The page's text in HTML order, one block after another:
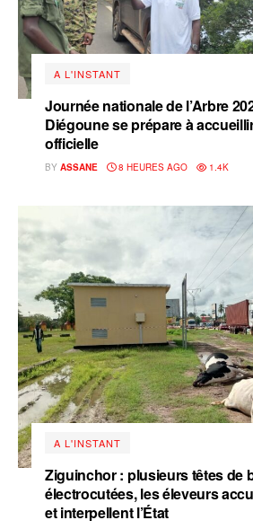
A L'INSTANT
Journée nationale de l’Arbre
Diégoune se prépare à
officielle
BY ASSANE 8 HEURES AGO 1.4K
A L'INSTANT
Ziguinchor : plusieurs têtes de
électrocutées, les éleveurs
et interpellent l’État